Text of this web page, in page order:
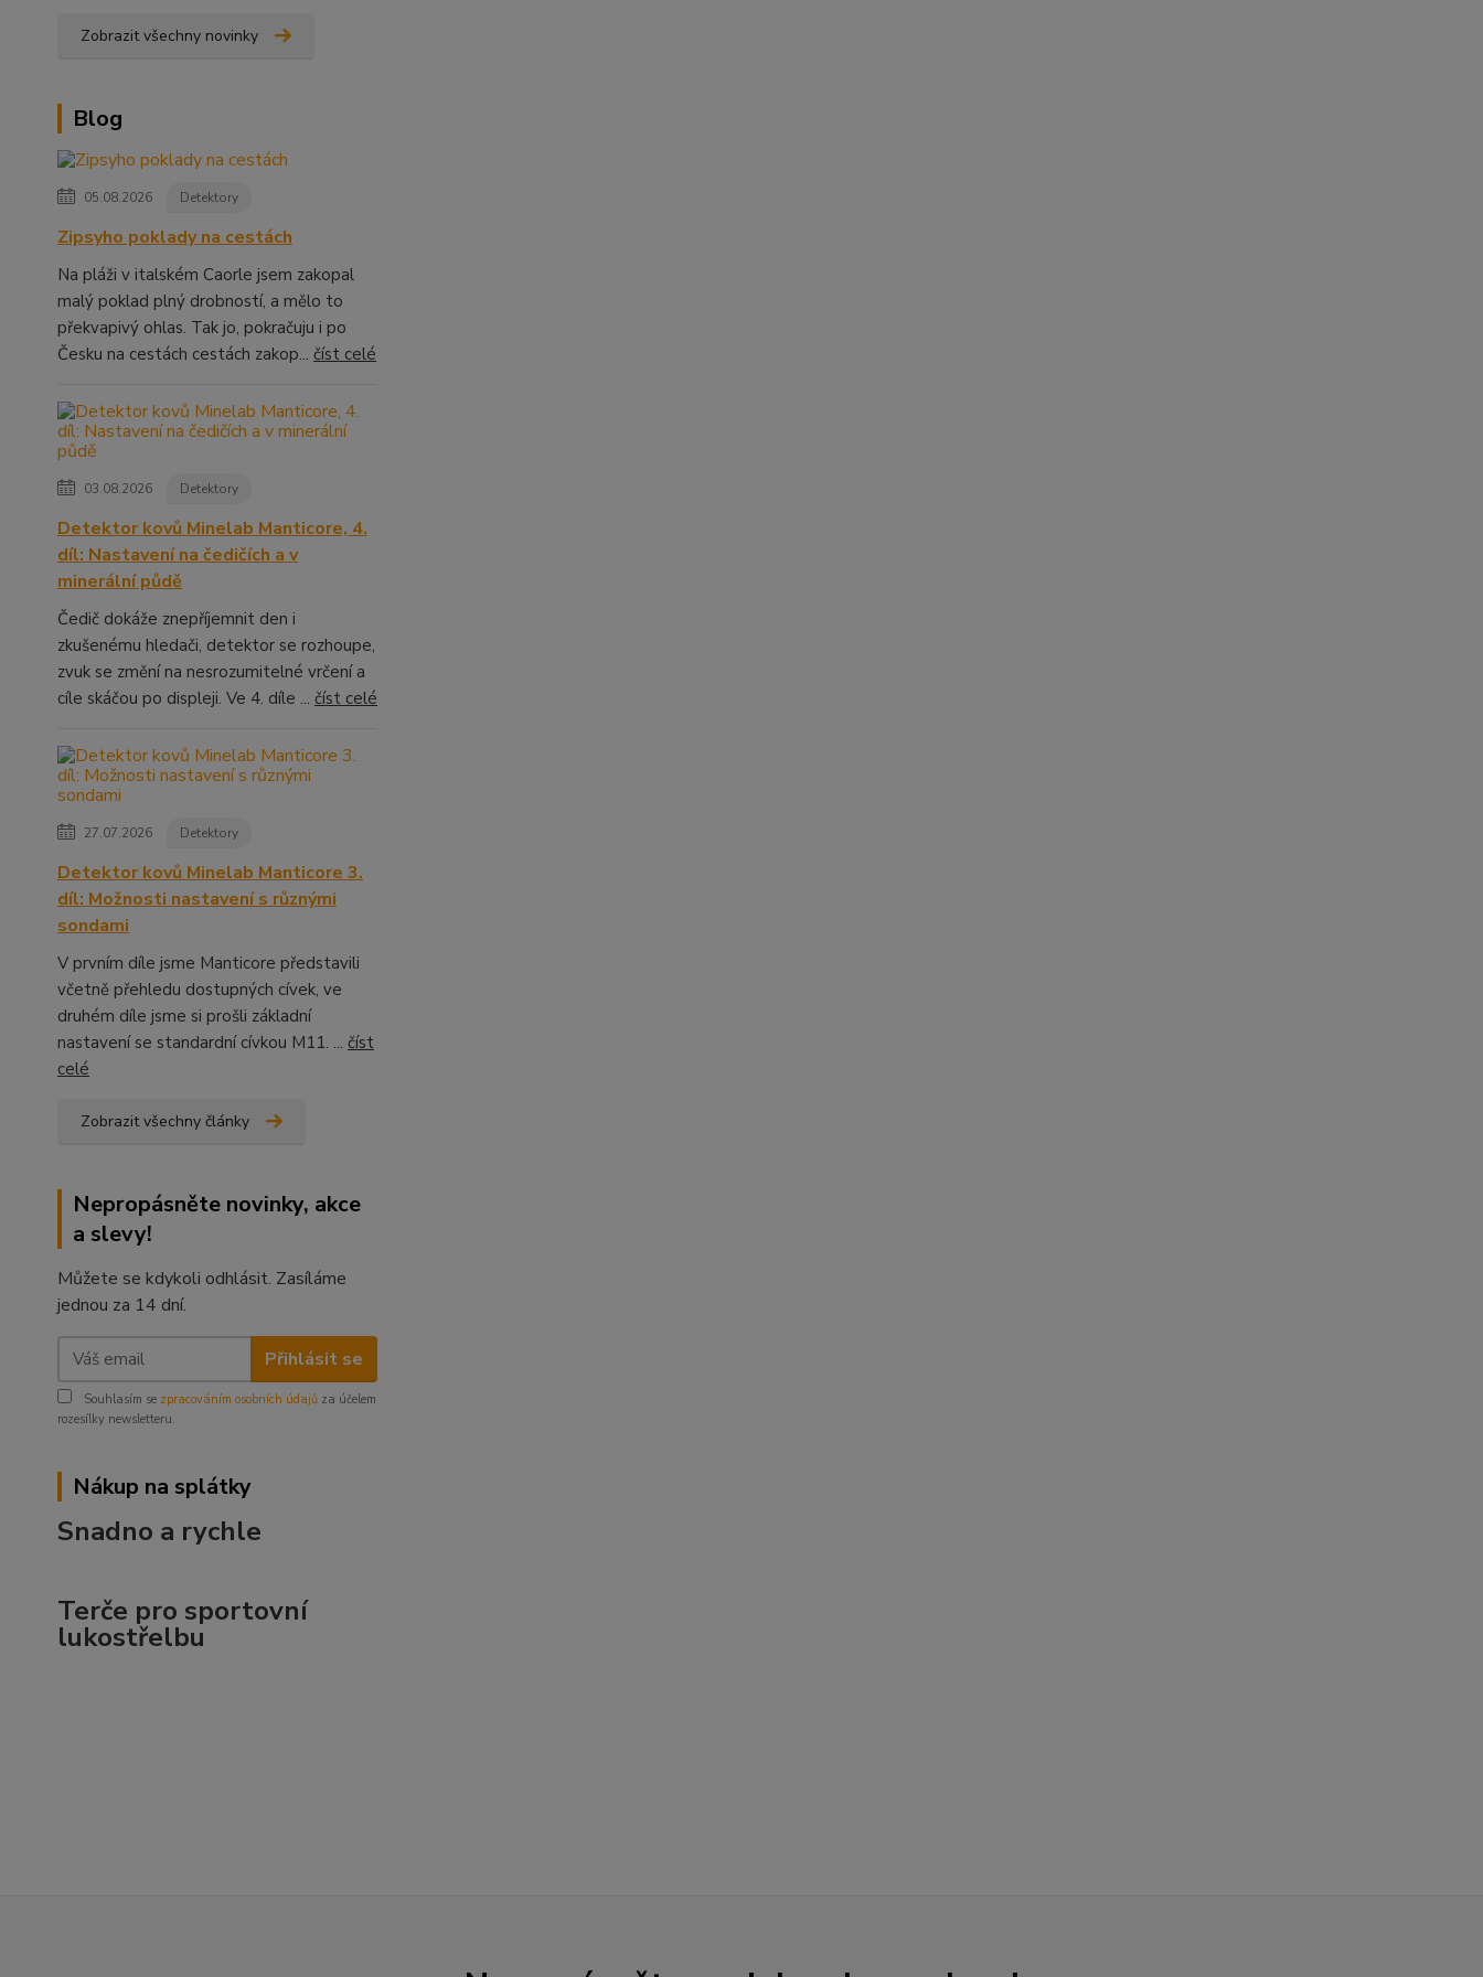
Zobrazit všechny novinky
Blog
05.08.2026 Detektory
Zipsyho poklady na cestách
Na pláži v italském Caorle jsem zakopal
malý poklad plný drobností, a mělo to
překvapivý ohlas. Tak jo, pokračuju i po
Česku na cestách cestách zakop... číst celé
03.08.2026 Detektory
Detektor kovů Minelab Manticore, 4.
díl: Nastavení na čedičích a v
minerální půdě
Čedič dokáže znepříjemnit den i
zkušenému hledači, detektor se rozhoupe,
zvuk se změní na nesrozumitelné vrčení a
cíle skáčou po displeji. Ve 4. díle ... číst celé
27.07.2026 Detektory
Detektor kovů Minelab Manticore 3.
díl: Možnosti nastavení s různými
sondami
V prvním díle jsme Manticore představili
včetně přehledu dostupných cívek, ve
druhém díle jsme si prošli základní
nastavení se standardní cívkou M11. ... číst
celé
Zobrazit všechny články
Nepropásněte novinky, akce
a slevy!
Můžete se kdykoli odhlásit. Zasíláme
jednou za 14 dní.
Přihlásit se
Souhlasím se zpracováním osobních údajů za účelem
rozesílky newsletteru.
Nákup na splátky
Snadno a rychle
Terče pro sportovní
lukostřelbu